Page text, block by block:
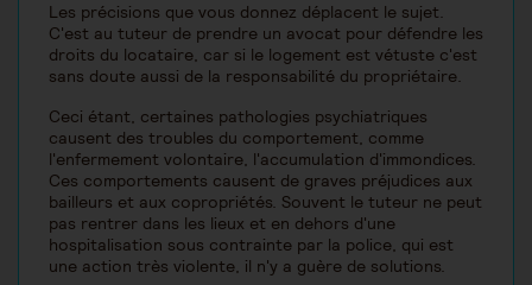
Les précisions que vous donnez déplacent le sujet.
C'est au tuteur de prendre un avocat pour défendre les
droits du locataire, car si le logement est vétuste c'est
sans doute aussi de la responsabilité du propriétaire.
Ceci étant, certaines pathologies psychiatriques
causent des troubles du comportement, comme
l'enfermement volontaire, l'accumulation d'immondices.
Ces comportements causent de graves préjudices aux
bailleurs et aux copropriétés. Souvent le tuteur ne peut
pas rentrer dans les lieux et en dehors d'une
hospitalisation sous contrainte par la police, qui est
une action très violente, il n'y a guère de solutions.